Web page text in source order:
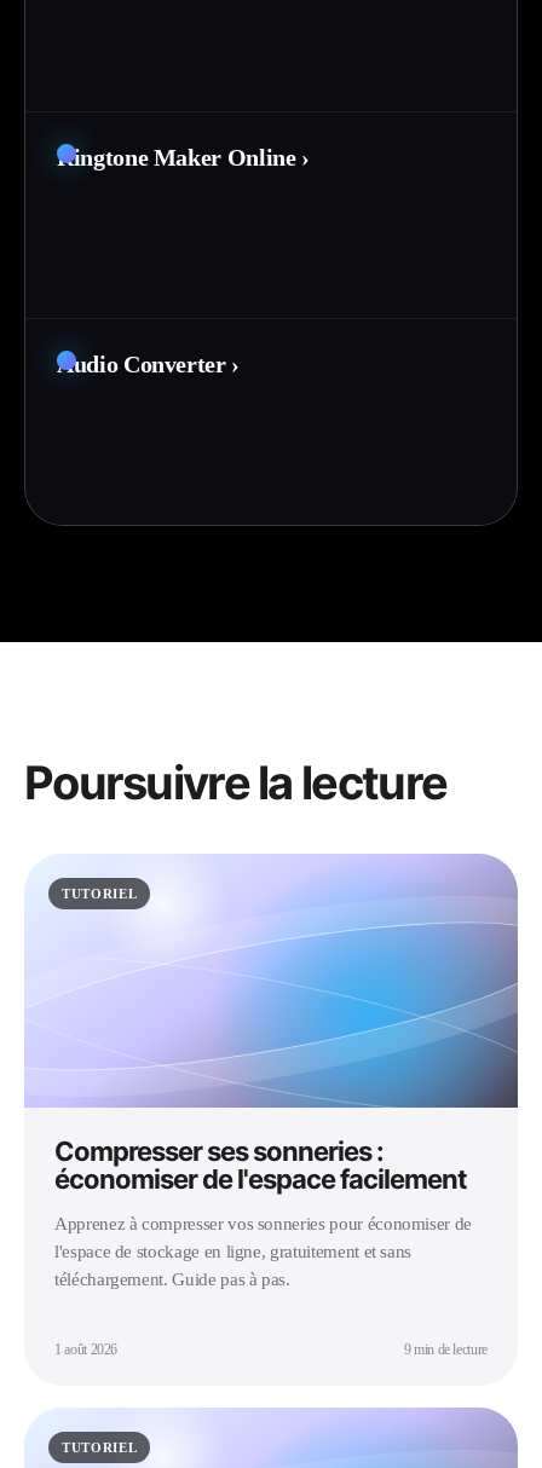
Ringtone Maker Online ›
Audio Converter ›
Poursuivre la lecture
TUTORIEL
Compresser ses sonneries :
économiser de l'espace facilement
Apprenez à compresser vos sonneries pour économiser de
l'espace de stockage en ligne, gratuitement et sans
téléchargement. Guide pas à pas.
1 août 2026 9 min de lecture
TUTORIEL